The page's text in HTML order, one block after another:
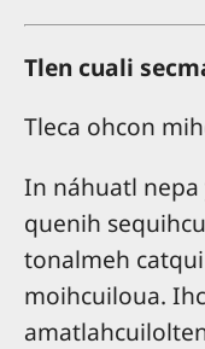
Tlen cuali
Tleca ohcon
In náhuatl
quenih
tonalmeh
moihcuiloua.